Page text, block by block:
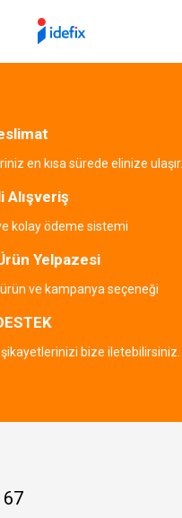
en kısa sürede elinize ulaşır.
Alışveriş
kolay ödeme sistemi
Yelpazesi
ve kampanya seçeneği
bize iletebilirsiniz.
67